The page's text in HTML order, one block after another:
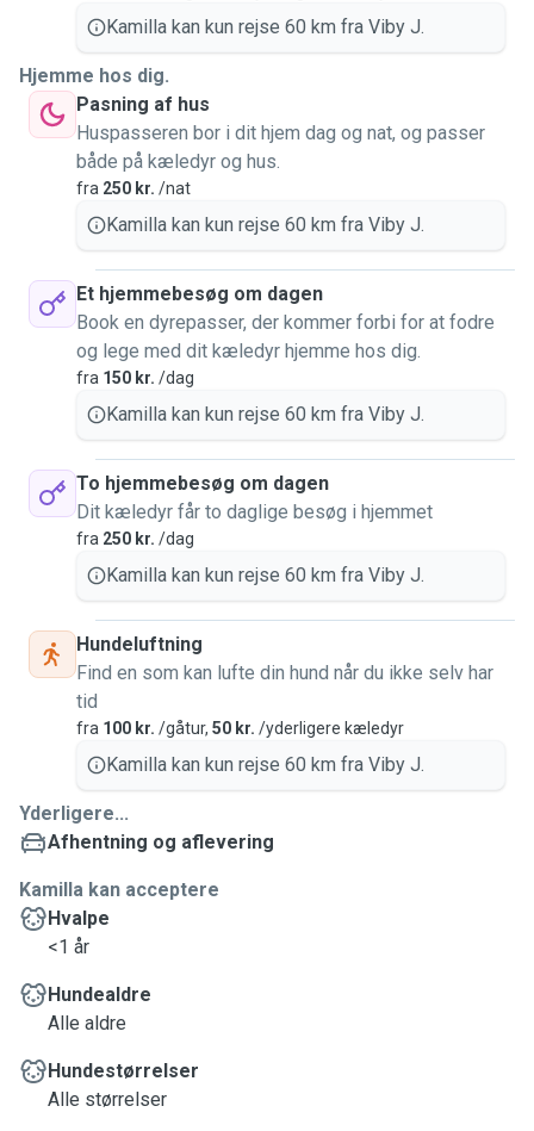
Kamilla kan kun rejse 60 km fra Viby J.
Hjemme hos dig.
Pasning af hus
Huspasseren bor i dit hjem dag og nat, og passer
både på kæledyr og hus.
fra 250 kr. /nat
Kamilla kan kun rejse 60 km fra Viby J.
Et hjemmebesøg om dagen
Book en dyrepasser, der kommer forbi for at fodre
og lege med dit kæledyr hjemme hos dig.
fra 150 kr. /dag
Kamilla kan kun rejse 60 km fra Viby J.
To hjemmebesøg om dagen
Dit kæledyr får to daglige besøg i hjemmet
fra 250 kr. /dag
Kamilla kan kun rejse 60 km fra Viby J.
Hundeluftning
Find en som kan lufte din hund når du ikke selv har
tid
fra 100 kr. /gåtur, 50 kr. /yderligere kæledyr
Kamilla kan kun rejse 60 km fra Viby J.
Yderligere...
Afhentning og aflevering
Kamilla kan acceptere
Hvalpe
<1 år
Hundealdre
Alle aldre
Hundestørrelser
Alle størrelser